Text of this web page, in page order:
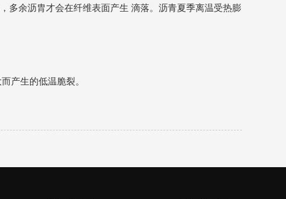
多余沥胄才会在纤维表面产生 滴落。沥青夏季离温受热膨
产生的低温脆裂。